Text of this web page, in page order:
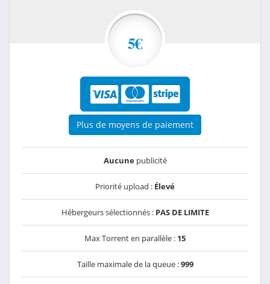
5€
Plus de moyens de paiement
Aucunepublicité
Priorité upload : Élevé
Hébergeurs sélectionnés : PAS DE LIMITE
Max Torrent en parallèle : 15
Taille maximale de la queue :999